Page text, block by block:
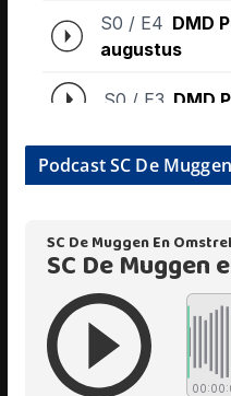
Podcast SC De